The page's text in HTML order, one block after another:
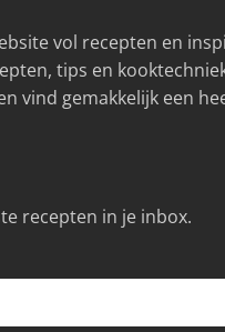
vol recepten en
tips en
vind gemakkelijk een
recepten in je inbox.